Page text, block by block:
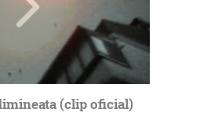
(clip oficial)